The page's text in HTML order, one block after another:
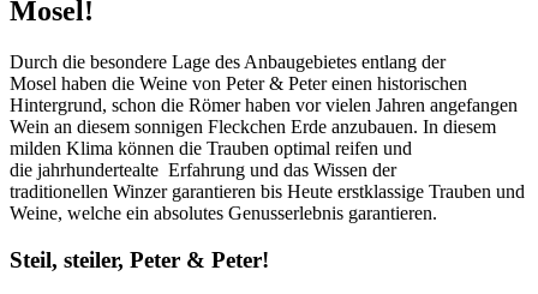
Mosel!
Durch die besondere Lage des Anbaugebietes entlang der
Mosel haben die Weine von Peter & Peter einen historischen
Hintergrund, schon die Römer haben vor vielen Jahren angefangen
Wein an diesem sonnigen Fleckchen Erde anzubauen. In diesem
milden Klima können die Trauben optimal reifen und
die jahrhundertealte Erfahrung und das Wissen der
traditionellen Winzer garantieren bis Heute erstklassige Trauben und
Weine, welche ein absolutes Genusserlebnis garantieren.
Steil, steiler, Peter & Peter!